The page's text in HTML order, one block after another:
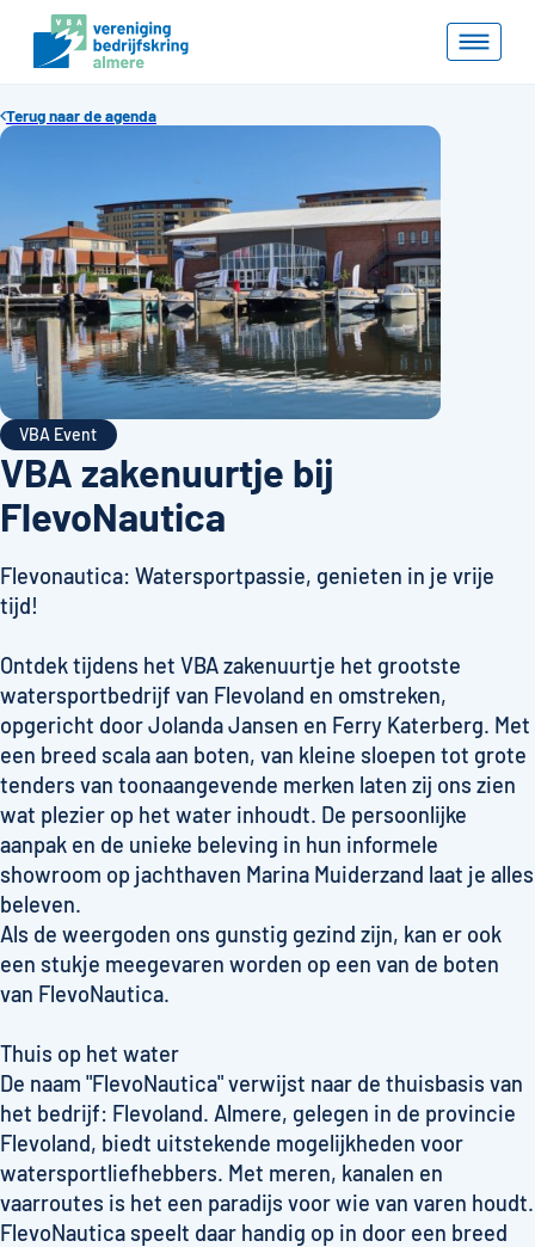
Terug naar de agenda
VBA Event
VBA zakenuurtje bij
FlevoNautica
Flevonautica: Watersportpassie, genieten in je vrije
tijd!
Ontdek tijdens het VBA zakenuurtje het grootste
watersportbedrijf van Flevoland en omstreken,
opgericht door Jolanda Jansen en Ferry Katerberg. Met
een breed scala aan boten, van kleine sloepen tot grote
tenders van toonaangevende merken laten zij ons zien
wat plezier op het water inhoudt. De persoonlijke
aanpak en de unieke beleving in hun informele
showroom op jachthaven Marina Muiderzand laat je alles
beleven.
Als de weergoden ons gunstig gezind zijn, kan er ook
een stukje meegevaren worden op een van de boten
van FlevoNautica.
Thuis op het water
De naam "FlevoNautica" verwijst naar de thuisbasis van
het bedrijf: Flevoland. Almere, gelegen in de provincie
Flevoland, biedt uitstekende mogelijkheden voor
watersportliefhebbers. Met meren, kanalen en
vaarroutes is het een paradijs voor wie van varen houdt.
FlevoNautica speelt daar handig op in door een breed